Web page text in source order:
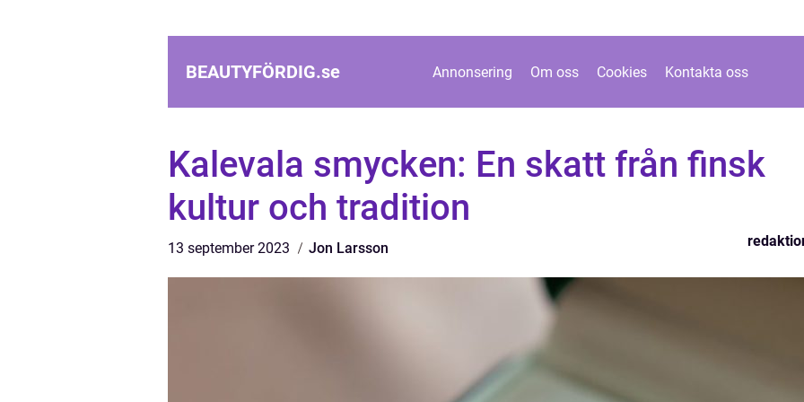
BEAUTYFÖRDIG.se Annonsering Om oss Cookies Kontakta oss
Kalevala smycken: En skatt från finsk
kultur och tradition
13 september 2023 Jon Larsson